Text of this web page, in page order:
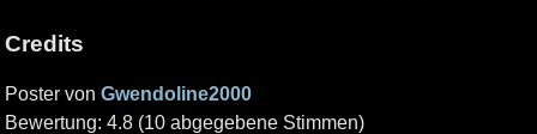
Credits
Poster von Gwendoline2000
Bewertung: 4.8 (10 abgegebene Stimmen)